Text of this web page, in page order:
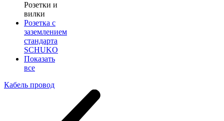
Розетки и
вилки
Розетка с
заземлением
стандарта
SCHUKO
Показать
все
Кабель провод